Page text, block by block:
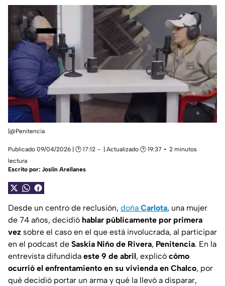
|@Penitencia
Publicado 09/04/2026 | 🕑 17:12 | Actualizado 🕑 19:37
2 minutos
lectura
Escrito por: Joslin Arellanes
Desde un centro de reclusión, doña Carlota, una mujer
de 74 años, decidió hablar públicamente por primera
vez sobre el caso en el que está involucrada, al participar
en el podcast de Saskia Niño de Rivera, Penitencia. En la
entrevista difundida este 9 de abril, explicó cómo
ocurrió el enfrentamiento en su vivienda en Chalco, por
qué decidió portar un arma y qué la llevó a disparar,